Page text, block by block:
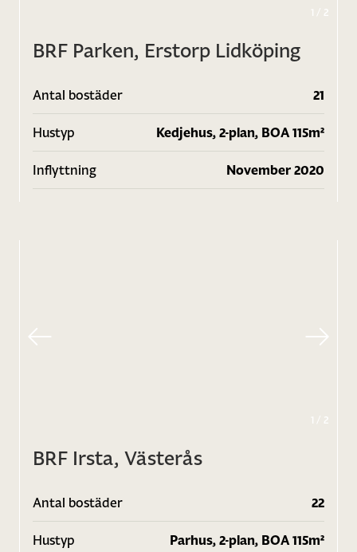
1 / 2
BRF Parken, Erstorp Lidköping
Antal bostäder 21
Hustyp Kedjehus, 2-plan, BOA 115m²
Inflyttning November 2020
1 / 2
BRF Irsta, Västerås
Antal bostäder 22
Hustyp Parhus, 2-plan, BOA 115m²